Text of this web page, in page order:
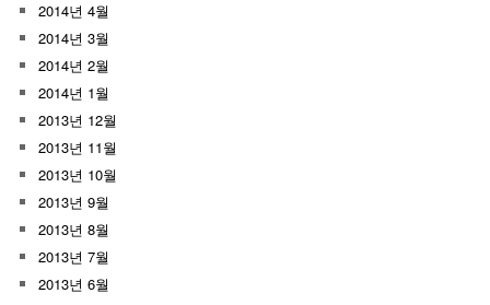
2014년 4월
2014년 3월
2014년 2월
2014년 1월
2013년 12월
2013년 11월
2013년 10월
2013년 9월
2013년 8월
2013년 7월
2013년 6월